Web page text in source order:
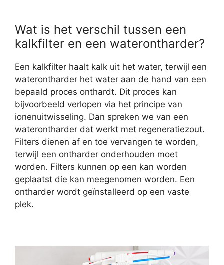
Wat is het verschil tussen een
kalkfilter en een waterontharder?
Een kalkfilter haalt kalk uit het water, terwijl een
waterontharder het water aan de hand van een
bepaald proces onthardt. Dit proces kan
bijvoorbeeld verlopen via het principe van
ionenuitwisseling. Dan spreken we van een
waterontharder dat werkt met regeneratiezout.
Filters dienen af en toe vervangen te worden,
terwijl een ontharder onderhouden moet
worden. Filters kunnen op een kan worden
geplaatst die kan meegenomen worden. Een
ontharder wordt geïnstalleerd op een vaste
plek.